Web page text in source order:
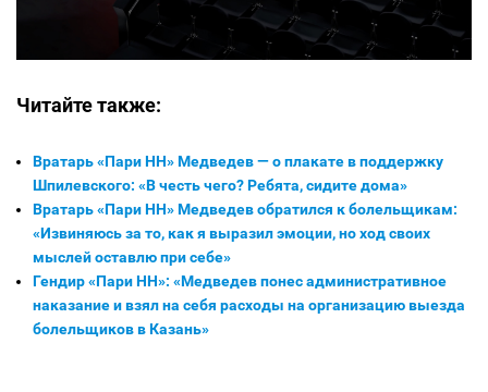
Читайте также:
Вратарь «Пари НН» Медведев — о плакате в поддержку
Шпилевского: «В честь чего? Ребята, сидите дома»
Вратарь «Пари НН» Медведев обратился к болельщикам:
«Извиняюсь за то, как я выразил эмоции, но ход своих
мыслей оставлю при себе»
Гендир «Пари НН»: «Медведев понес административное
наказание и взял на себя расходы на организацию выезда
болельщиков в Казань»